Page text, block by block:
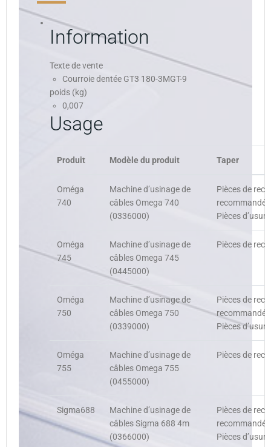
Information
Texte de vente
Courroie dentée GT3 180-3MGT-9
poids (kg)
0,007
Usage
Produit Modèle du produit Taper
Oméga
740
Machine d’usinage de
câbles Omega 740
(0336000)
Pièces de
Pièces
Oméga
745
Machine d’usinage de
câbles Omega 745
(0445000)
Pièces de
Oméga
750
Machine d’usinage de
câbles Omega 750
(0339000)
Pièces de
Pièces
Oméga
755
Machine d’usinage de
câbles Omega 755
(0455000)
Pièces de
Sigma688
Machine d’usinage de
câbles Sigma 688 4m
(0366000)
Pièces de
Pièces